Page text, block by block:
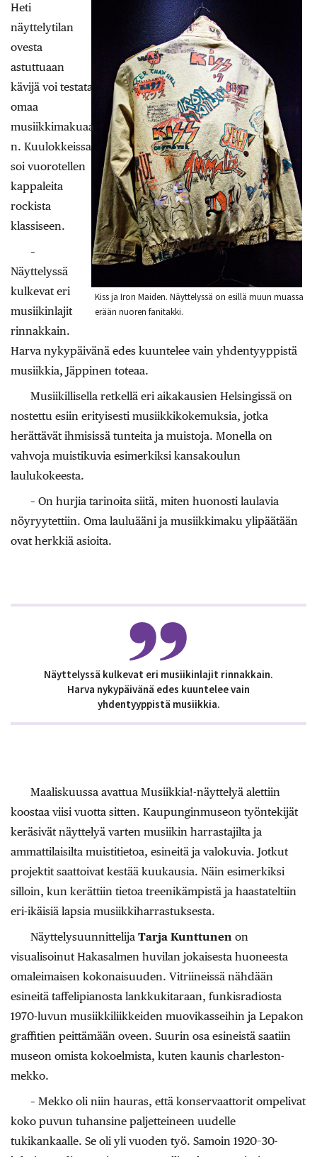
Kiss ja Iron Maiden. Näyttelyssä on esillä muun muassa
erään nuoren fanitakki.
Heti
näyttelytilan
ovesta
astuttuaan
kävijä voi testata
omaa
musiikkimakuaa
n. Kuulokkeissa
soi vuorotellen
kappaleita
rockista
klassiseen.
–
Näyttelyssä
kulkevat eri
musiikinlajit
rinnakkain.
Harva nykypäivänä edes kuuntelee vain yhdentyyppistä
musiikkia, Jäppinen toteaa.
Musiikillisella retkellä eri aikakausien Helsingissä on
nostettu esiin erityisesti musiikkikokemuksia, jotka
herättävät ihmisissä tunteita ja muistoja. Monella on
vahvoja muistikuvia esimerkiksi kansakoulun
laulukokeesta.
– On hurjia tarinoita siitä, miten huonosti laulavia
nöyryytettiin. Oma lauluääni ja musiikkimaku ylipäätään
ovat herkkiä asioita.
Näyttelyssä kulkevat eri musiikinlajit rinnakkain.
Harva nykypäivänä edes kuuntelee vain
yhdentyyppistä musiikkia.
Maaliskuussa avattua Musiikkia!-näyttelyä alettiin
koostaa viisi vuotta sitten. Kaupunginmuseon työntekijät
keräsivät näyttelyä varten musiikin harrastajilta ja
ammattilaisilta muistitietoa, esineitä ja valokuvia. Jotkut
projektit saattoivat kestää kuukausia. Näin esimerkiksi
silloin, kun kerättiin tietoa treenikämpistä ja haastateltiin
eri-ikäisiä lapsia musiikkiharrastuksesta.
Näyttelysuunnittelija Tarja Kunttunen on
visualisoinut Hakasalmen huvilan jokaisesta huoneesta
omaleimaisen kokonaisuuden. Vitriineissä nähdään
esineitä taffelipianosta lankkukitaraan, funkisradiosta
1970-luvun musiikkiliikkeiden muovikasseihin ja Lepakon
graffitien peittämään oveen. Suurin osa esineistä saatiin
museon omista kokoelmista, kuten kaunis charleston-
mekko.
– Mekko oli niin hauras, että konservaattorit ompelivat
koko puvun tuhansine paljetteineen uudelle
tukikankaalle. Se oli yli vuoden työ. Samoin 1920–30-